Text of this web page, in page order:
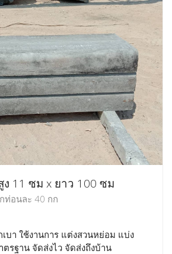
ง 11 ซม x ยาว 100 ซม
ท่อนละ 40 กก
บา ใช้งานการ แต่งสวนหย่อม แบ่ง
รฐาน จัดส่งไว จัดส่งถึงบ้าน